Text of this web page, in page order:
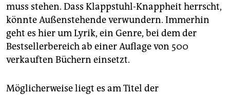
muss stehen. Dass Klappstuhl-Knappheit herrscht,
könnte Außenstehende verwundern. Immerhin
geht es hier um Lyrik, ein Genre, bei dem der
Bestsellerbereich ab einer Auflage von 500
verkauften Büchern einsetzt.
Möglicherweise liegt es am Titel der